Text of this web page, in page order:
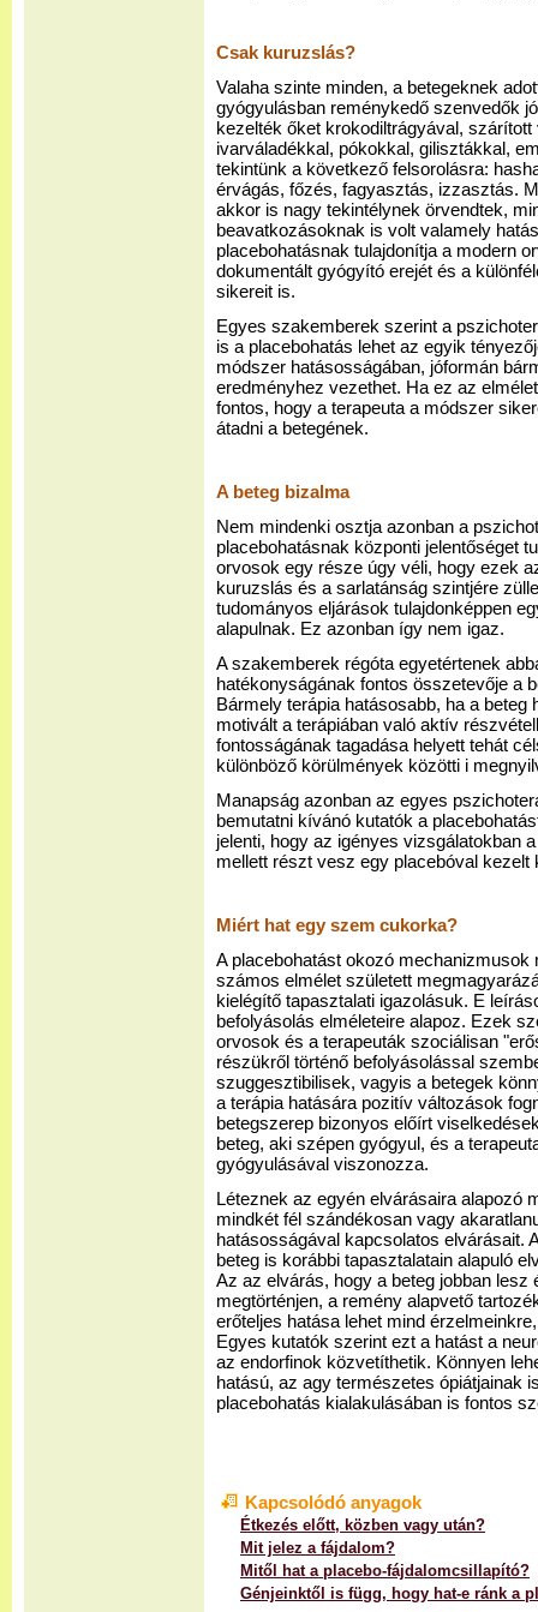
Csak kuruzslás?
Valaha szinte minden, a betegeknek
gyógyulásban reménykedő szenvedők
kezelték őket krokodiltrágyával,
ivarváladékkal, pókokkal, gilisztákkal,
tekintünk a következő felsorolásra:
érvágás, főzés, fagyasztás, izzasztás.
akkor is nagy tekintélynek örvendtek,
beavatkozásoknak is volt valamely
placebohatásnak tulajdonítja a modern
dokumentált gyógyító erejét és a
sikereit is.
Egyes szakemberek szerint a
is a placebohatás lehet az egyik
módszer hatásosságában, jóformán
eredményhez vezethet. Ha ez az
fontos, hogy a terapeuta a módszer
átadni a betegének.
A beteg bizalma
Nem mindenki osztja azonban a
placebohatásnak központi jelentőséget
orvosok egy része úgy véli, hogy ezek
kuruzslás és a sarlatánság szintjére
tudományos eljárások tulajdonképpen
alapulnak. Ez azonban így nem igaz.
A szakemberek régóta egyetértenek
hatékonyságának fontos összetevője a
Bármely terápia hatásosabb, ha a beteg
motivált a terápiában való aktív
fontosságának tagadása helyett tehát
különböző körülmények közötti i
Manapság azonban az egyes
bemutatni kívánó kutatók a
jelenti, hogy az igényes vizsgálatokban
mellett részt vesz egy placebóval kezelt
Miért hat egy szem cukorka?
A placebohatást okozó mechanizmusok
számos elmélet született
kielégítő tapasztalati igazolásuk. E
befolyásolás elméleteire alapoz. Ezek
orvosok és a terapeuták szociálisan
részükről történő befolyásolással
szuggesztibilisek, vagyis a betegek
a terápia hatására pozitív változások
betegszerep bizonyos előírt
beteg, aki szépen gyógyul, és a
gyógyulásával viszonozza.
Léteznek az egyén elvárásaira alapozó
mindkét fél szándékosan vagy
hatásosságával kapcsolatos elvárásait.
beteg is korábbi tapasztalatain alapuló
Az az elvárás, hogy a beteg jobban lesz
megtörténjen, a remény alapvető
erőteljes hatása lehet mind
Egyes kutatók szerint ezt a hatást a
az endorfinok közvetíthetik. Könnyen
hatású, az agy természetes ópiátjainak
placebohatás kialakulásában is fontos
Kapcsolódó anyagok
Étkezés előtt, közben vagy után?
Mit jelez a fájdalom?
Mitől hat a placebo-fájdalomcsillapító?
Génjeinktől is függ, hogy hat-e ránk a